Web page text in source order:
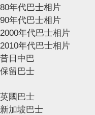
80年代巴士相片
90年代巴士相片
2000年代巴士相片
2010年代巴士相片
昔日中巴
保留巴士
英國巴士
新加坡巴士